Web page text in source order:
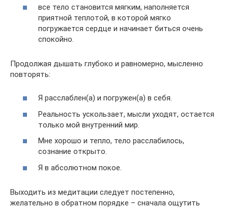
все тело становится мягким, наполняется
приятной теплотой, в которой мягко
погружается сердце и начинает биться очень
спокойно.
Продолжая дышать глубоко и равномерно, мысленно
повторять:
Я расслаблен(а) и погружен(а) в себя.
Реальность ускользает, мысли уходят, остается
только мой внутренний мир.
Мне хорошо и тепло, тело расслабилось,
сознание открыто.
Я в абсолютном покое.
Выходить из медитации следует постепенно,
желательно в обратном порядке – сначала ощутить